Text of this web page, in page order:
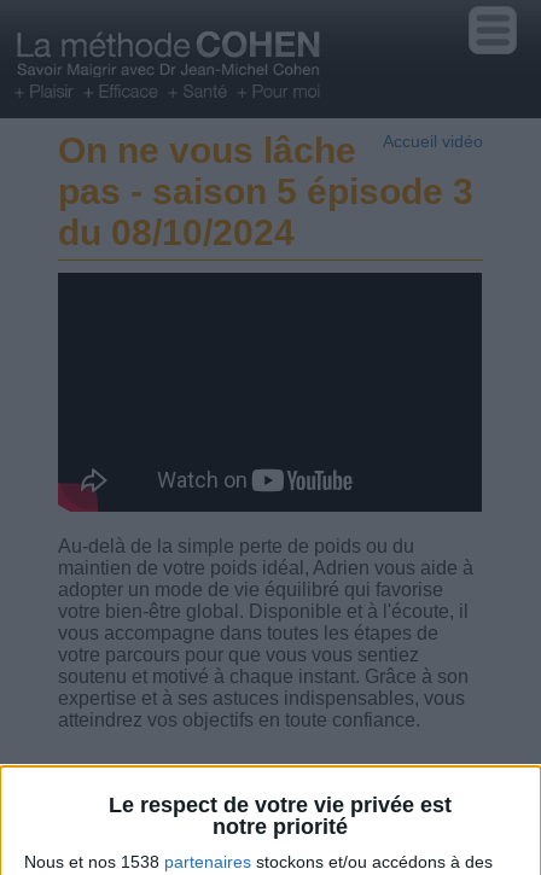
Le respect de votre vie privée est
notre priorité
Nous et nos 1538 partenaires stockons et/ou accédons à des
Accueil vidéo
On ne vous lâche
pas - saison 5 épisode 3
du 08/10/2024
Au-delà de la simple perte de poids ou du
maintien de votre poids idéal, Adrien vous aide à
adopter un mode de vie équilibré qui favorise
votre bien-être global. Disponible et à l'écoute, il
vous accompagne dans toutes les étapes de
votre parcours pour que vous vous sentiez
soutenu et motivé à chaque instant. Grâce à son
expertise et à ses astuces indispensables, vous
atteindrez vos objectifs en toute confiance.
Combien de kilos souhaitez-vous perdre ?